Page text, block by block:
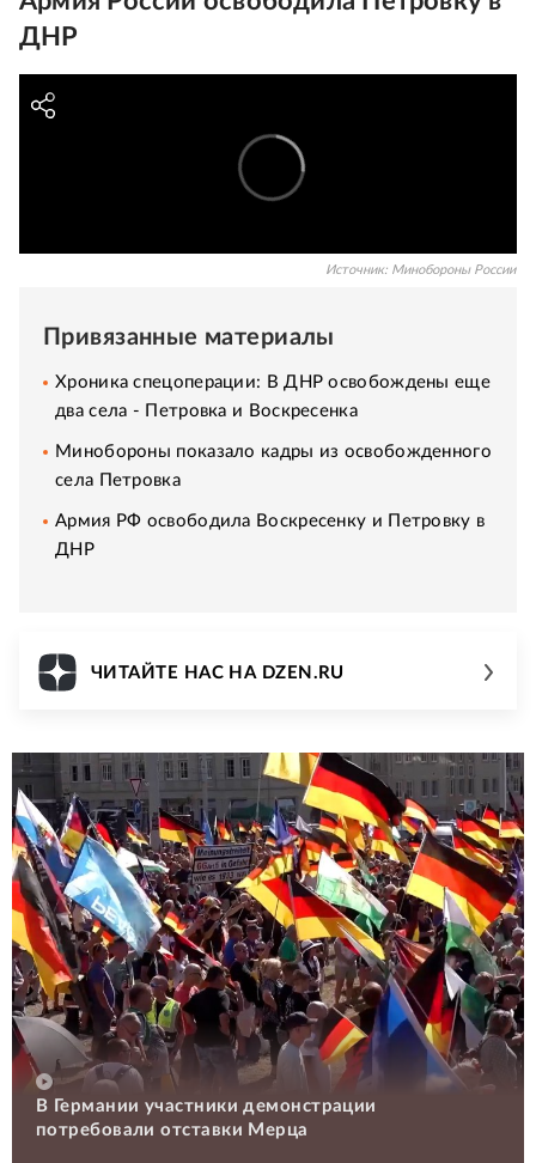
ДНР
Источник: Минобороны России
Привязанные материалы
Хроника спецоперации: В ДНР освобождены еще
два села - Петровка и Воскресенка
Минобороны показало кадры из освобожденного
села Петровка
Армия РФ освободила Воскресенку и Петровку в
ДНР
ЧИТАЙТЕ НАС НА DZEN.RU
В Германии участники демонстрации
потребовали отставки Мерца